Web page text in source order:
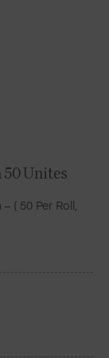
50 Unites
( 50 Per Roll,